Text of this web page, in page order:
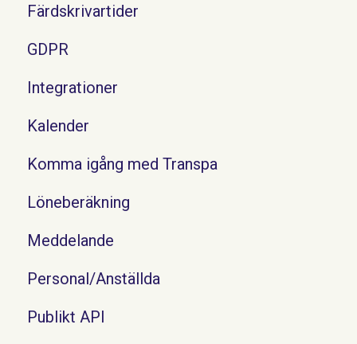
Färdskrivartider
GDPR
Integrationer
Kalender
Komma igång med Transpa
Löneberäkning
Meddelande
Personal/Anställda
Publikt API